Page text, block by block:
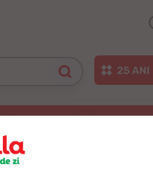
de Crăciun